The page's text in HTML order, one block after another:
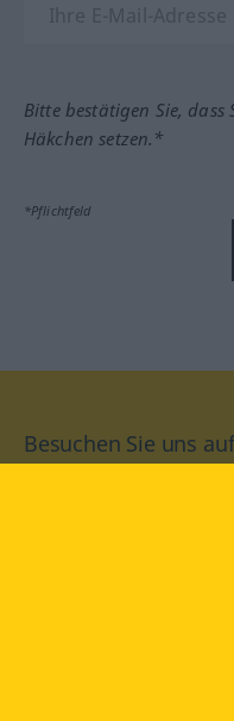
Bitte bestätigen Sie, dass
Häkchen setzen.*
*Pflichtfeld
Besuchen Sie uns